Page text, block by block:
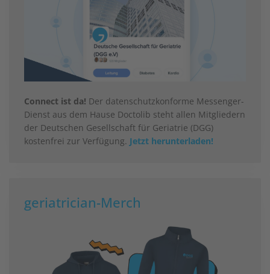
Connect ist da! Der datenschutzkonforme Messenger-
Dienst aus dem Hause Doctolib steht allen Mitgliedern
der Deutschen Gesellschaft für Geriatrie (DGG)
kostenfrei zur Verfügung. Jetzt herunterladen!
geriatrician-Merch